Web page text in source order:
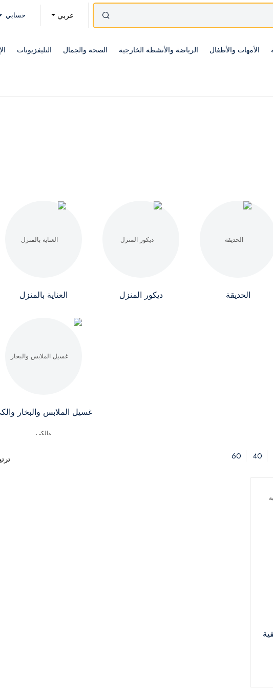
عربي حسابي
الأمهات والأطفال الرياضة والأنشطة الخارجية الصحة والجمال التليفزيونات
الحديقة ديكور المنزل العناية بالمنزل
غسيل الملابس والبخار
40
60